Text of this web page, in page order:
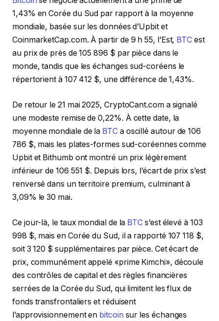
1,43% en Corée du Sud par rapport à la moyenne
mondiale, basée sur les données d’Upbit et
CoinmarketCap.com. À partir de 9 h 55, l’Est, BTC est
au prix de près de 105 896 $ par pièce dans le
monde, tandis que les échanges sud-coréens le
répertorient à 107 412 $, une différence de 1,43%.
De retour le 21 mai 2025, CryptoCant.com a signalé
une modeste remise de 0,22%. À cette date, la
moyenne mondiale de la BTCa oscillé autour de 106
786 $, mais les plates-formes sud-coréennes comme
Upbit et Bithumb ont montré un prix légèrement
inférieur de 106 551 $. Depuis lors, l’écart de prix s’est
renversé dans un territoire premium, culminant à
3,09% le 30 mai.
Ce jour-là, le taux mondial de la BTC s’est élevé à 103
998 $, mais en Corée du Sud, il a rapporté 107 118 $,
soit 3 120 $ supplémentaires par pièce. Cet écart de
prix, communément appelé «prime Kimchi», découle
des contrôles de capital et des règles financières
serrées de la Corée du Sud, qui limitent les flux de
fonds transfrontaliers et réduisent
l’approvisionnement en bitcoin sur les échanges